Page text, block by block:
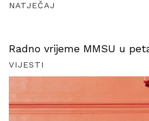
NATJEČAJ
Radno vrijeme MMSU u
VIJESTI